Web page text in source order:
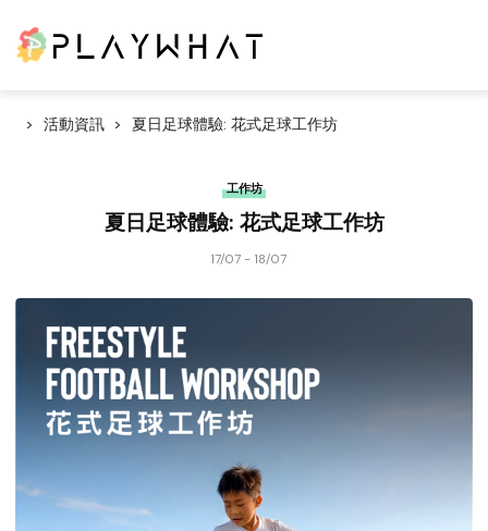
活動資訊 夏日足球體驗: 花式足球工作坊
工作坊
夏日足球體驗: 花式足球工作坊
17/07 - 18/07